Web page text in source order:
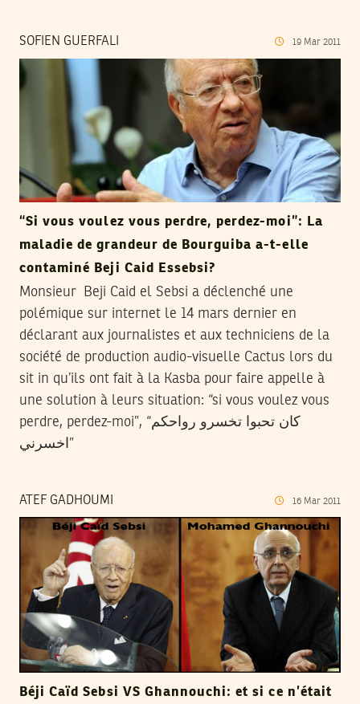
SOFIEN GUERFALI 19 Mar 2011
“Si vous voulez vous perdre, perdez-moi”: La
maladie de grandeur de Bourguiba a-t-elle
contaminé Beji Caid Essebsi?
Monsieur Beji Caid el Sebsi a déclenché une
polémique sur internet le 14 mars dernier en
déclarant aux journalistes et aux techniciens de la
société de production audio-visuelle Cactus lors du
sit in qu’ils ont fait à la Kasba pour faire appelle à
une solution à leurs situation: “si vous voulez vous
perdre, perdez-moi”, “كان تحبوا تخسرو رواحكم
اخسرني”
ATEF GADHOUMI 16 Mar 2011
Béji Caïd Sebsi VS Ghannouchi: et si ce n’était